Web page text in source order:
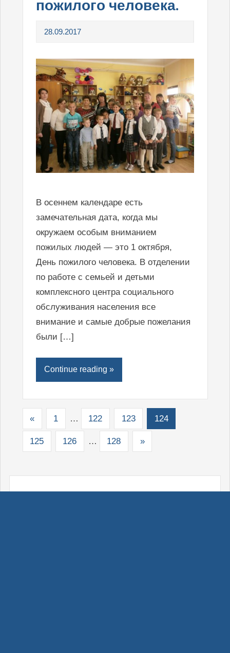
пожилого человека.
28.09.2017
В осеннем календаре есть
замечательная дата, когда мы
окружаем особым вниманием
пожилых людей — это 1 октября,
День пожилого человека. В отделении
по работе с семьей и детьми
комплексного центра социального
обслуживания населения все
внимание и самые добрые пожелания
были […]
Continue reading »
« 1 … 122 123 124
125 126 … 128 »